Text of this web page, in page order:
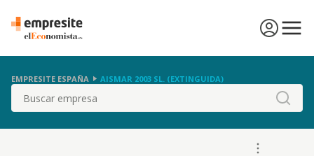
EMPRESITE ESPAÑA AISMAR 2003 SL. (EXTINGUIDA)
Buscar